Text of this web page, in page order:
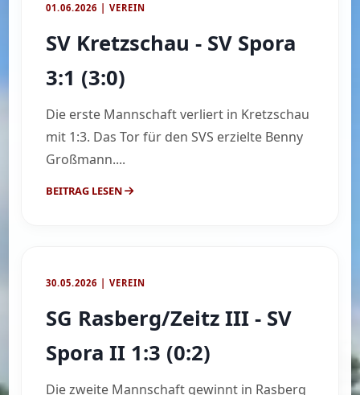
01.06.2026 | VEREIN
SV Kretzschau - SV Spora
3:1 (3:0)
Die erste Mannschaft verliert in Kretzschau
mit 1:3. Das Tor für den SVS erzielte Benny
Großmann....
BEITRAG LESEN
30.05.2026 | VEREIN
SG Rasberg/Zeitz III - SV
Spora II 1:3 (0:2)
Die zweite Mannschaft gewinnt in Rasberg